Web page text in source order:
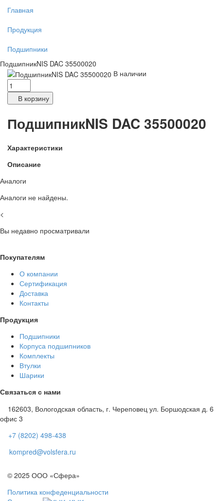
Главная
Продукция
Подшипники
ПодшипникNIS DAC 35500020
В наличии
В корзину
ПодшипникNIS DAC 35500020
Характеристики
Описание
Аналоги
Аналоги не найдены.
<
Вы недавно просматривали
Покупателям
О компании
Сертификация
Доставка
Контакты
Продукция
Подшипники
Корпуса подшипников
Комплекты
Втулки
Шарики
Связаться с нами
162603, Вологодская область, г. Череповец ул. Боршодская д. 6
офис 3
+7 (8202) 498-438
kompred@volsfera.ru
© 2025 ООО «Сфера»
Политика конфеденциальности